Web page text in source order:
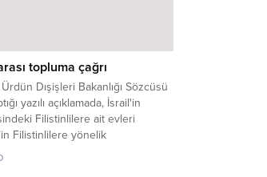
topluma çağrı
Dışişleri Bakanlığı Sözcüsü
yazılı açıklamada, İsrail'in
Filistinlilere ait evleri
Filistinlilere yönelik
ve hukuksuz davranışlar
topluma baskı